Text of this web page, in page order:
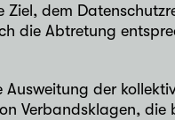
dem
die Abtretung
der
Verbandsklagen, die